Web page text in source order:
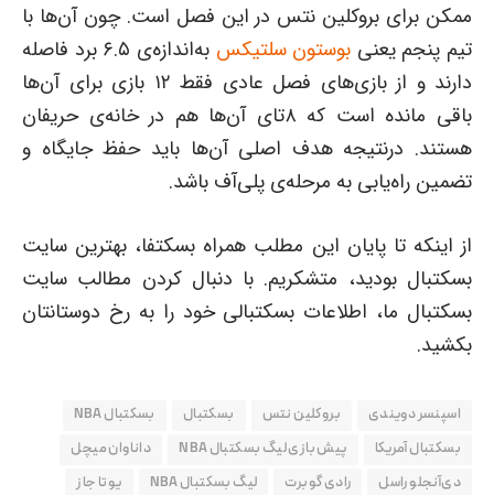
ممکن برای بروکلین نتس در این فصل است. چون آن‌ها با
تیم پنجم یعنی بوستون سلتیکس
به‌اندازه‌ی ۶.۵ برد فاصله
دارند و از بازی‌های فصل عادی فقط ۱۲ بازی برای آن‌ها
باقی مانده است که ۸تای آن‌ها هم در خانه‌ی حریفان
هستند. درنتیجه هدف اصلی آن‌ها باید حفظ جایگاه و
تضمین راه‌یابی به مرحله‌ی پلی‌آف باشد.
از اینکه تا پایان این مطلب همراه بسکتفا، بهترین سایت
بسکتبال بودید، متشکریم. با دنبال کردن مطالب سایت
بسکتبال ما، اطلاعات بسکتبالی خود را به رخ دوستانتان
بکشید.
اسپنسر دویندی بروکلین نتس بسکتبال
بسکتبال NBA
بسکتبال آمریکا
پیش بازی لیگ بسکتبال NBA
داناوان میچل
دی‌آنجلو راسل
رادی گوبرت لیگ بسکتبال NBA یوتا جاز